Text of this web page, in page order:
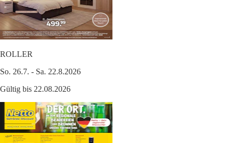
ROLLER
So. 26.7. - Sa. 22.8.2026
Gültig bis 22.08.2026